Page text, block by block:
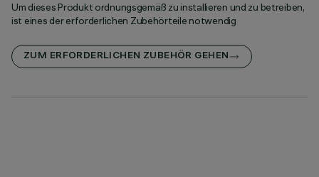
Um dieses Produkt ordnungsgemäß zu installieren und zu betreiben,
ist eines der erforderlichen Zubehörteile notwendig
ZUM ERFORDERLICHEN ZUBEHÖR GEHEN